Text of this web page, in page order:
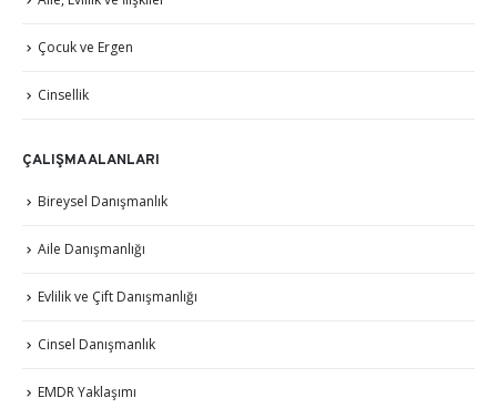
Çocuk ve Ergen
Cinsellik
ÇALIŞMA ALANLARI
Bireysel Danışmanlık
Aile Danışmanlığı
Evlilik ve Çift Danışmanlığı
Cinsel Danışmanlık
EMDR Yaklaşımı